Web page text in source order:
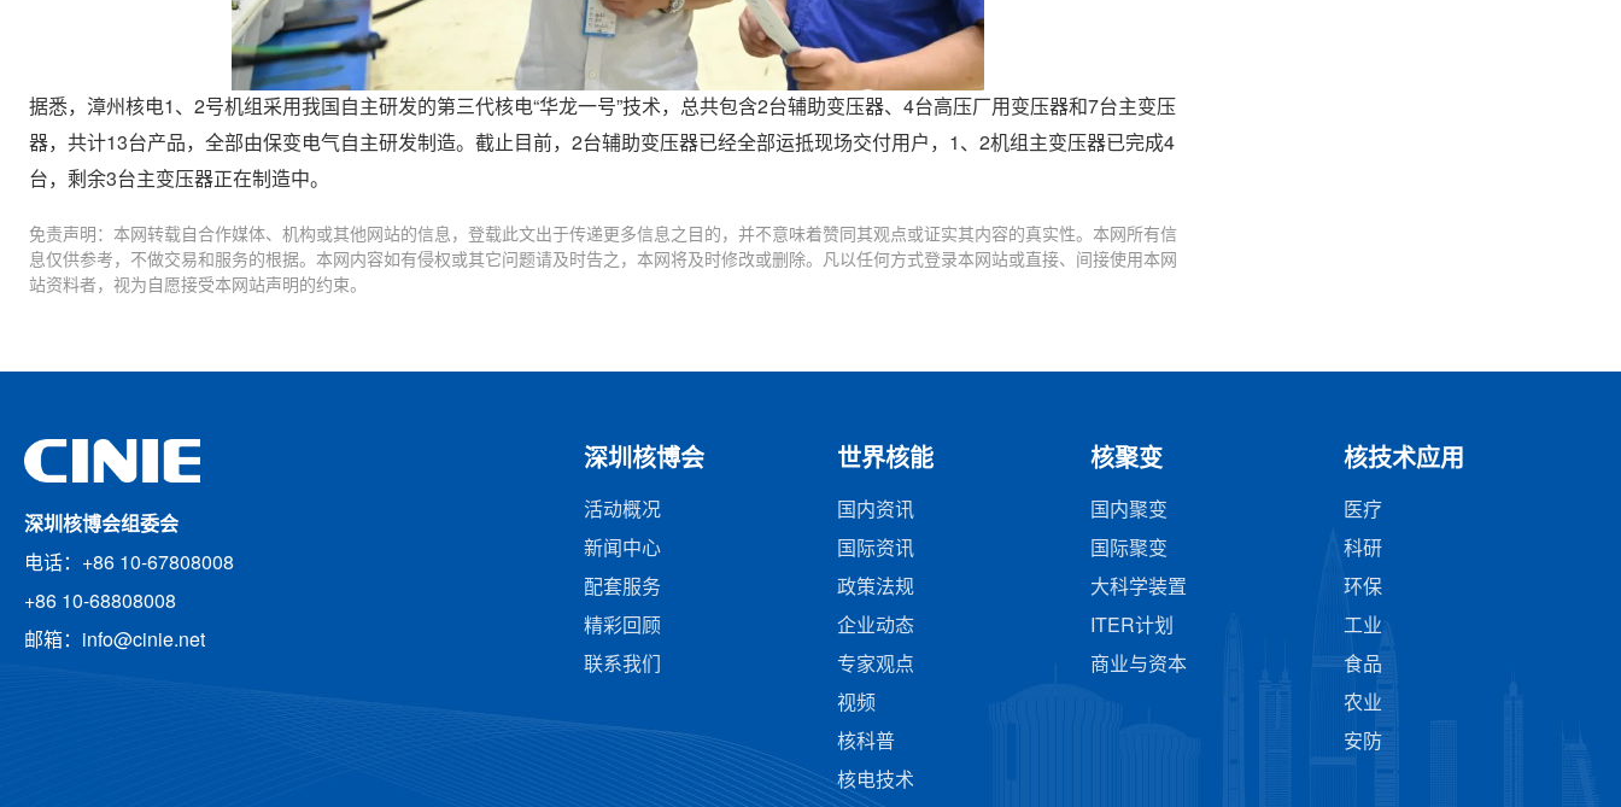
据悉，漳州核电1、2号机组采用我国自主研发的第三代核电“华龙一号”技术，总共包含2台辅助变压器、4台高压厂用变压器和7台主变压
器，共计13台产品，全部由保变电气自主研发制造。截止目前，2台辅助变压器已经全部运抵现场交付用户，1、2机组主变压器已完成4
台，剩余3台主变压器正在制造中。
免责声明：本网转载自合作媒体、机构或其他网站的信息，登载此文出于传递更多信息之目的，并不意味着赞同其观点或证实其内容的真实性。本网所有信
息仅供参考，不做交易和服务的根据。本网内容如有侵权或其它问题请及时告之，本网将及时修改或删除。凡以任何方式登录本网站或直接、间接使用本网
站资料者，视为自愿接受本网站声明的约束。
深圳核博会组委会
电话：+86 10-67808008
+86 10-68808008
邮箱：info@cinie.net
深圳核博会
活动概况
新闻中心
配套服务
精彩回顾
联系我们
世界核能
国内资讯
国际资讯
政策法规
企业动态
专家观点
视频
核科普
核电技术
核聚变
国内聚变
国际聚变
大科学装置
ITER计划
商业与资本
核技术应用
医疗
科研
环保
工业
食品
农业
安防